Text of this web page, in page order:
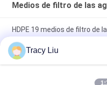
Medios de filtro de las
HDPE 19 medios de filtro de
cuartos MBBR 25X10m m
1000 medios plásticos M2/
Tracy Liu